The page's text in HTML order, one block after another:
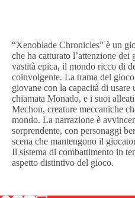
“Xenoblade Chronicles” è un
che ha catturato l’attenzione dei
vastità epica, il mondo ricco di
coinvolgente. La trama del
giovane con la capacità di usare
chiamata Monado, e i suoi
Mechon, creature meccaniche
mondo. La narrazione è
sorprendente, con personaggi
scena che mantengono il
Il sistema di combattimento in
aspetto distintivo del gioco.